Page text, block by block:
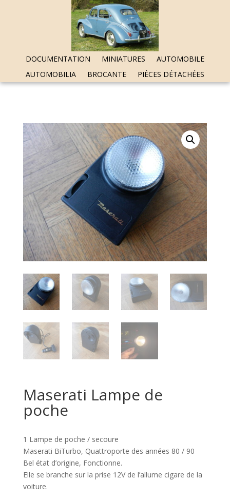
DOCUMENTATION MINIATURES
AUTOMOBILE
AUTOMOBILIA
BROCANTE PIÈCES DÉTACHÉES
Maserati Lampe de
poche
1 Lampe de poche / secoure
Maserati BiTurbo, Quattroporte des années 80 / 90
Bel état d’origine, Fonctionne.
Elle se branche sur la prise 12V de l’allume cigare de la
voiture.